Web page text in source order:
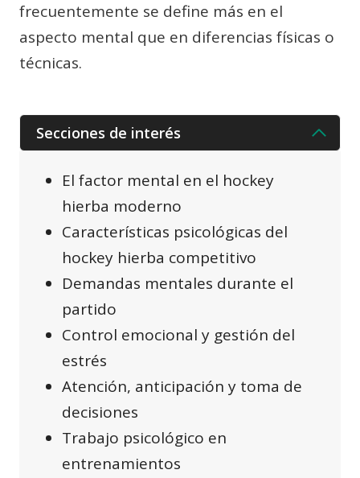
frecuentemente se define más en el
aspecto mental que en diferencias físicas o
técnicas.
Secciones de interés
El factor mental en el hockey
hierba moderno
Características psicológicas del
hockey hierba competitivo
Demandas mentales durante el
partido
Control emocional y gestión del
estrés
Atención, anticipación y toma de
decisiones
Trabajo psicológico en
entrenamientos